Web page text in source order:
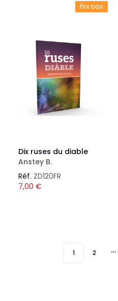
Prix bas
Dix ruses du diable
Anstey B.
Réf. ZD120FR
7,00 €
1 2